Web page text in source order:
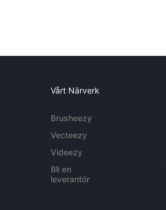
Vårt Närverk
Brusheezy
Vecteezy
Videezy
Bli en
leverantör